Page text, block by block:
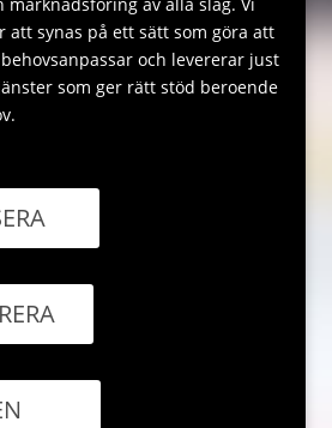
marknadsföring av alla slag. Vi
att synas på ett sätt som göra att
och levererar just
som ger rätt stöd beroende